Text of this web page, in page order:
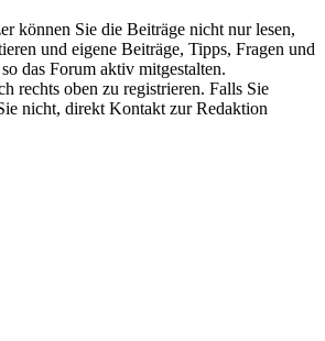
können Sie die Beiträge nicht nur lesen,
und eigene Beiträge, Tipps, Fragen und
das Forum aktiv mitgestalten.
rechts oben zu registrieren. Falls Sie
nicht, direkt Kontakt zur Redaktion